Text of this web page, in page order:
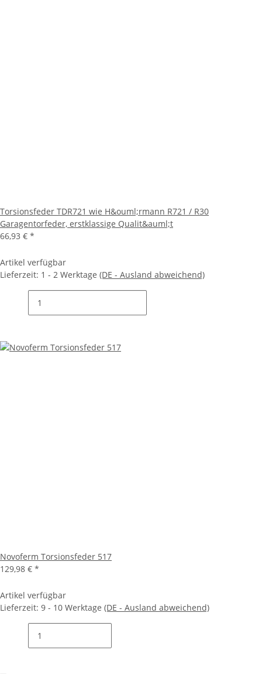
Torsionsfeder TDR721 wie H&ouml;rmann R721 / R30
Garagentorfeder, erstklassige Qualit&auml;t
66,93 € *
Artikel verfügbar
Lieferzeit: 1 - 2 Werktage (DE - Ausland abweichend)
Novoferm Torsionsfeder 517
129,98 € *
Artikel verfügbar
Lieferzeit: 9 - 10 Werktage (DE - Ausland abweichend)